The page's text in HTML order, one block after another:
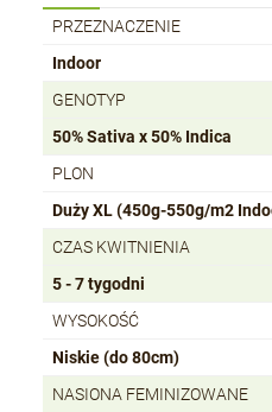
PRZEZNACZENIE
Indoor
GENOTYP
50% Sativa x 50% Indica
PLON
Duży XL (450g-550g/m2
CZAS KWITNIENIA
5 - 7 tygodni
WYSOKOŚĆ
Niskie (do 80cm)
NASIONA FEMINIZOWANE